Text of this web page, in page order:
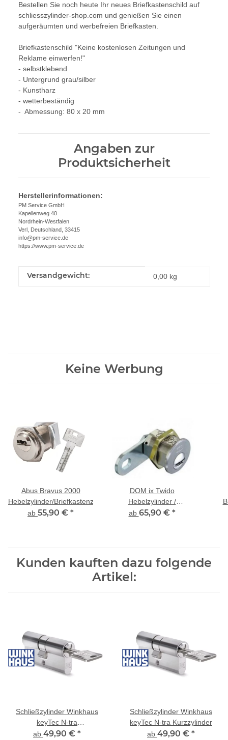
Bestellen Sie noch heute Ihr neues Briefkastenschild auf
schliesszylinder-shop.com und genießen Sie einen
aufgeräumten und werbefreien Briefkasten.
Briefkastenschild "Keine kostenlosen Zeitungen und
Reklame einwerfen!"
- selbstklebend
- Untergrund grau/silber
- Kunstharz
- wetterbeständig
- Abmessung: 80 x 20 mm
Angaben zur
Produktsicherheit
Herstellerinformationen:
PM Service GmbH
Kapellenweg 40
Nordrhein-Westfalen
Verl, Deutschland, 33415
info@pm-service.de
https://www.pm-service.de
Produkteigenschaft
Wert
Versandgewicht: 0,00 kg
Keine Werbung
Abus Bravus 2000
Hebelzylinder/Briefkastenzylinder
ab 55,90 € *
DOM ix Twido
Hebelzylinder /
Briefkastenzylinder
ab 65,90 € *
Kunden kauften dazu folgende
Artikel:
Schließzylinder Winkhaus
keyTec N-tra
Doppelprofilzylinder
ab 49,90 € *
Schließzylinder Winkhaus
keyTec N-tra Kurzzylinder
ab 49,90 € *